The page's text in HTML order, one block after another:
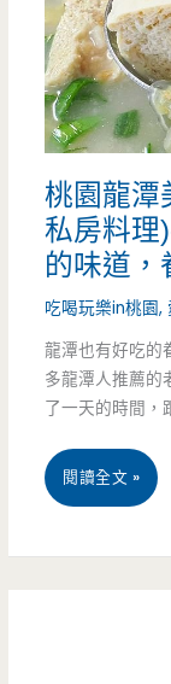
值
得
衝
一
蔥
油
餅-
一
顆
雪
煎
桃園龍潭
私房料理
的味道，
吃喝玩樂in桃園,
龍潭也有好吃的
多龍潭人推薦的
了一天的時間，
桃
閱讀全文 »